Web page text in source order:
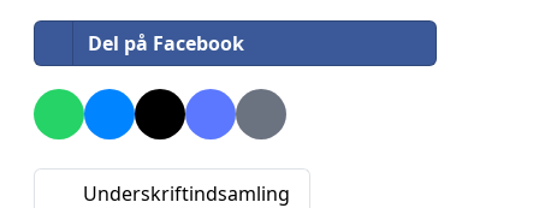
Del på Facebook
Underskriftindsamling